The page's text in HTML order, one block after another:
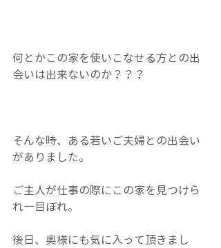
何とかこの家を使いこなせる方との出
会いは出来ないのか？？？
そんな時、ある若いご夫婦との出会い
がありました。
ご主人が仕事の際にこの家を見つけら
れ一目ぼれ。
後日、奥様にも気に入って頂きまし